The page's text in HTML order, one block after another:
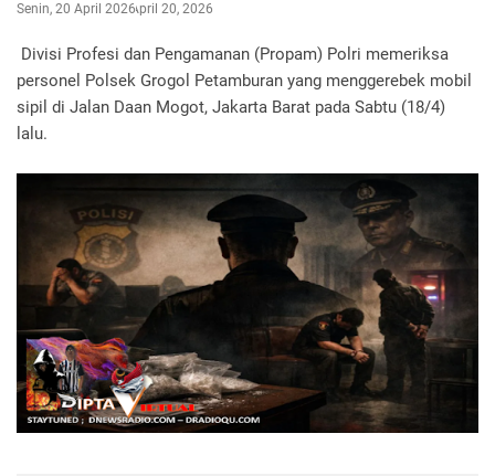
Senin, 20 April 2026April 20, 2026
Divisi Profesi dan Pengamanan (Propam) Polri memeriksa
personel Polsek Grogol Petamburan yang menggerebek mobil
sipil di Jalan Daan Mogot, Jakarta Barat pada Sabtu (18/4)
lalu.